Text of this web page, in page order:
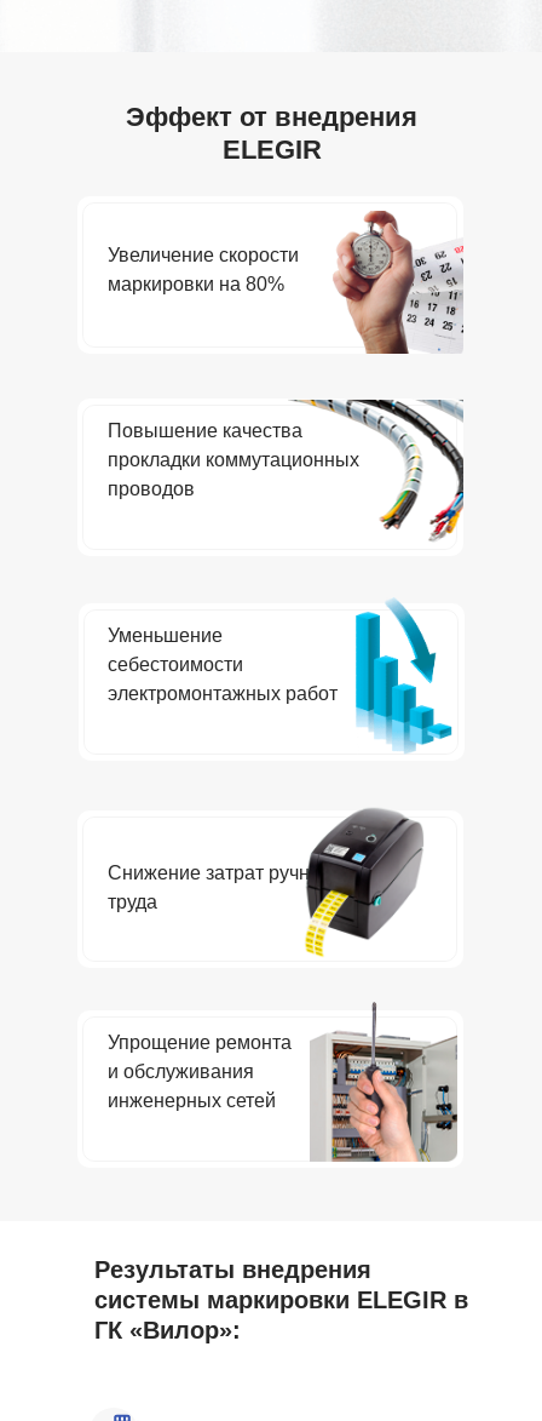
Эффект от внедрения
ELEGIR
Увеличение скорости
маркировки на 80%
Снижение затрат ручного
труда
Уменьшение
себестоимости
электромонтажных работ
Повышение качества
прокладки коммутационных
проводов
Упрощение ремонта
и обслуживания
инженерных сетей
Результаты внедрения
системы маркировки ELEGIR в
ГК «Вилор»: